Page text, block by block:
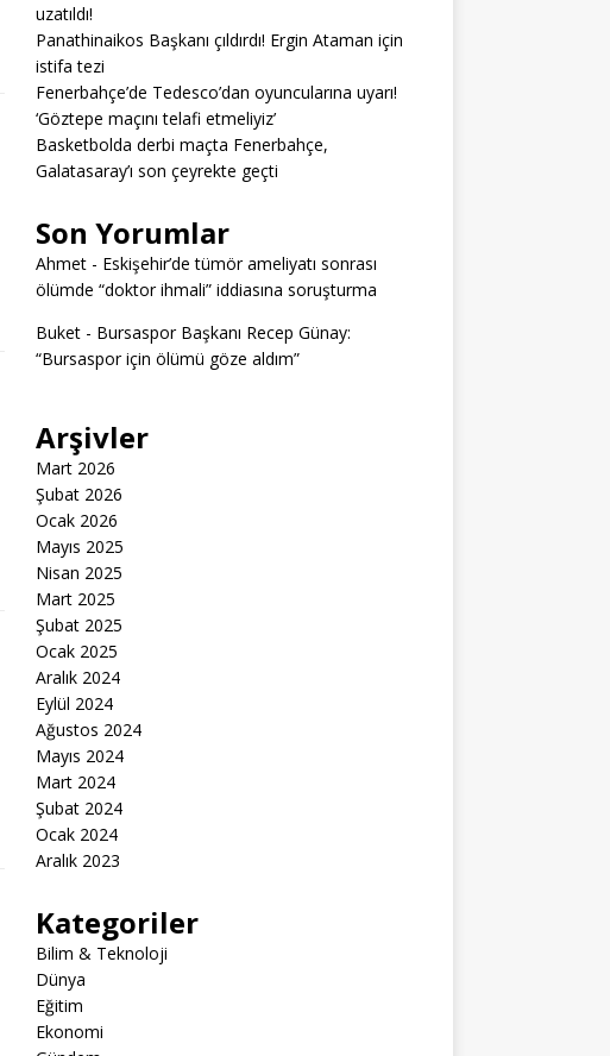
uzatıldı!
Panathinaikos Başkanı çıldırdı! Ergin Ataman için
istifa tezi
Fenerbahçe’de Tedesco’dan oyuncularına uyarı!
‘Göztepe maçını telafi etmeliyiz’
Basketbolda derbi maçta Fenerbahçe,
Galatasaray’ı son çeyrekte geçti
Son Yorumlar
Ahmet- Eskişehir’de tümör ameliyatı sonrası
ölümde “doktor ihmali” iddiasına soruşturma
Buket- Bursaspor Başkanı Recep Günay:
“Bursaspor için ölümü göze aldım”
Arşivler
Mart 2026
Şubat 2026
Ocak 2026
Mayıs 2025
Nisan 2025
Mart 2025
Şubat 2025
Ocak 2025
Aralık 2024
Eylül 2024
Ağustos 2024
Mayıs 2024
Mart 2024
Şubat 2024
Ocak 2024
Aralık 2023
Kategoriler
Bilim & Teknoloji
Dünya
Eğitim
Ekonomi